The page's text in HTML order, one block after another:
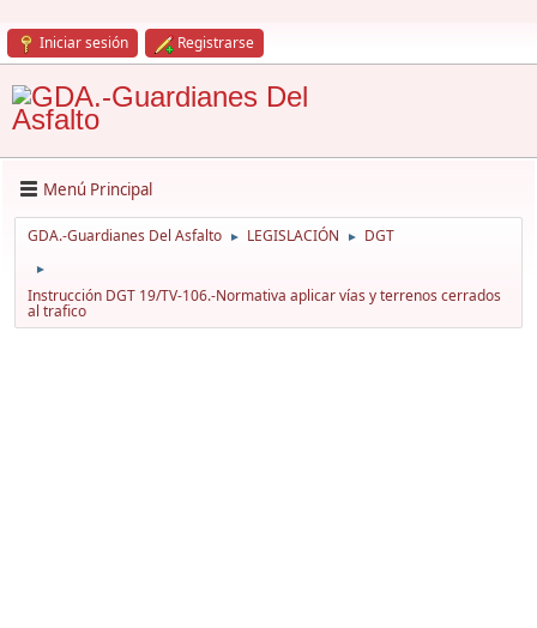
Iniciar sesión Registrarse
Menú Principal
GDA.-Guardianes Del Asfalto ► LEGISLACIÓN ► DGT
►
Instrucción DGT 19/TV-106.-Normativa aplicar vías y terrenos cerrados
al trafico